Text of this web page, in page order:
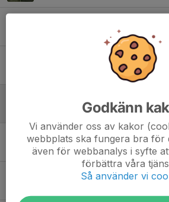
Sista match o avslutning med
9 sep 2025 0
Nytt datum för match mot TFK/
9 aug 2025 0
Skadevicup
Godkänn
Vi använder oss av kakor
webbplats ska fungera bra för
även för webbanalys i syfte
förbättra våra
Så använder vi